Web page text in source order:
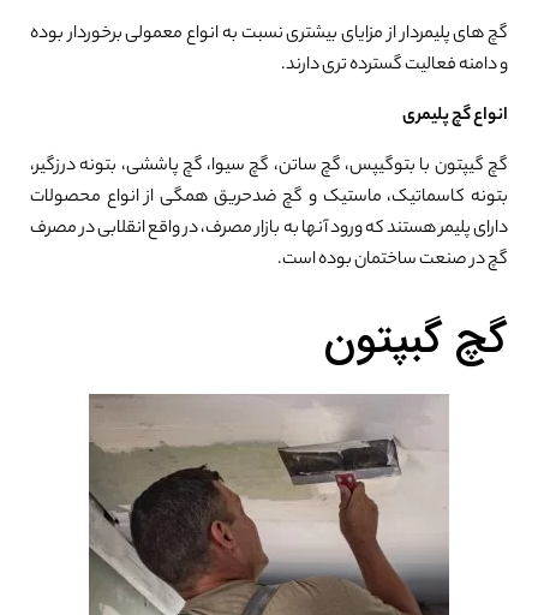
گچ های پلیمردار از مزایای بیشتری نسبت به انواع معمولی برخوردار بوده
و دامنه فعالیت گسترده تری دارند.
انواع گچ پلیمری
گچ گیپتون با بتوگیپس، گچ ساتن، گچ سیوا، گچ پاششی، بتونه درزگیر،
بتونه کاسماتیک، ماستیک و گچ ضدحریق همگی از انواع محصولات
دارای پلیمر هستند که ورود آنها به بازار مصرف، در واقع انقلابی در مصرف
گچ در صنعت ساختمان بوده است.
گچ گبپتون